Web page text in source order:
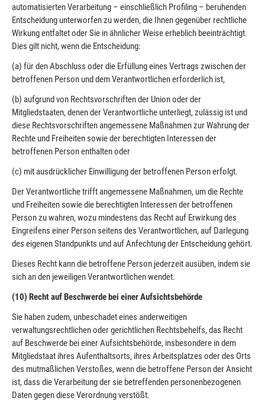
automatisierten Verarbeitung – einschließlich Profiling – beruhenden
Entscheidung unterworfen zu werden, die Ihnen gegenüber rechtliche
Wirkung entfaltet oder Sie in ähnlicher Weise erheblich beeinträchtigt.
Dies gilt nicht, wenn die Entscheidung:
(a) für den Abschluss oder die Erfüllung eines Vertrags zwischen der
betroffenen Person und dem Verantwortlichen erforderlich ist,
(b) aufgrund von Rechtsvorschriften der Union oder der
Mitgliedstaaten, denen der Verantwortliche unterliegt, zulässig ist und
diese Rechtsvorschriften angemessene Maßnahmen zur Wahrung der
Rechte und Freiheiten sowie der berechtigten Interessen der
betroffenen Person enthalten oder
(c) mit ausdrücklicher Einwilligung der betroffenen Person erfolgt.
Der Verantwortliche trifft angemessene Maßnahmen, um die Rechte
und Freiheiten sowie die berechtigten Interessen der betroffenen
Person zu wahren, wozu mindestens das Recht auf Erwirkung des
Eingreifens einer Person seitens des Verantwortlichen, auf Darlegung
des eigenen Standpunkts und auf Anfechtung der Entscheidung gehört.
Dieses Recht kann die betroffene Person jederzeit ausüben, indem sie
sich an den jeweiligen Verantwortlichen wendet.
(10) Recht auf Beschwerde bei einer Aufsichtsbehörde
Sie haben zudem, unbeschadet eines anderweitigen
verwaltungsrechtlichen oder gerichtlichen Rechtsbehelfs, das Recht
auf Beschwerde bei einer Aufsichtsbehörde, insbesondere in dem
Mitgliedstaat ihres Aufenthaltsorts, ihres Arbeitsplatzes oder des Orts
des mutmaßlichen Verstoßes, wenn die betroffene Person der Ansicht
ist, dass die Verarbeitung der sie betreffenden personenbezogenen
Daten gegen diese Verordnung verstößt.